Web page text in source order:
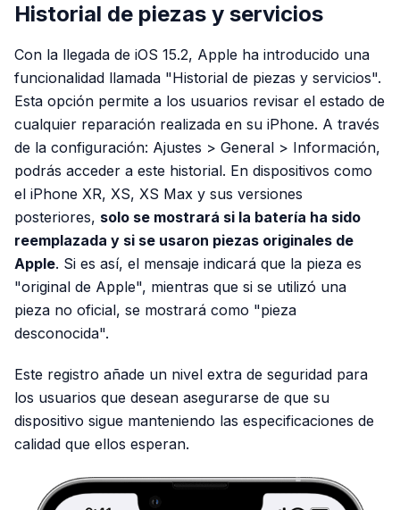
Historial de piezas y servicios
Con la llegada de iOS 15.2, Apple ha introducido una
funcionalidad llamada "Historial de piezas y servicios".
Esta opción permite a los usuarios revisar el estado de
cualquier reparación realizada en su iPhone. A través
de la configuración: Ajustes > General > Información,
podrás acceder a este historial. En dispositivos como
el iPhone XR, XS, XS Max y sus versiones
posteriores, solo se mostrará si la batería ha sido
reemplazada y si se usaron piezas originales de
Apple. Si es así, el mensaje indicará que la pieza es
"original de Apple", mientras que si se utilizó una
pieza no oficial, se mostrará como "pieza
desconocida".
Este registro añade un nivel extra de seguridad para
los usuarios que desean asegurarse de que su
dispositivo sigue manteniendo las especificaciones de
calidad que ellos esperan.